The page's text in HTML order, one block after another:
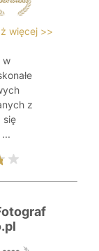
więcej >>
w
z
się